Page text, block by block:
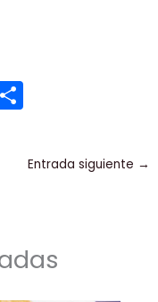
m
p
Entrada siguiente →